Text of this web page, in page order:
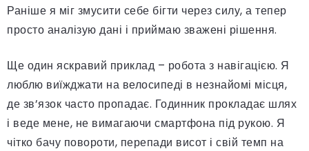
Раніше я міг змусити себе бігти через силу, а тепер
просто аналізую дані і приймаю зважені рішення.
Ще один яскравий приклад – робота з навігацією. Я
люблю виїжджати на велосипеді в незнайомі місця,
де зв’язок часто пропадає. Годинник прокладає шлях
і веде мене, не вимагаючи смартфона під рукою. Я
чітко бачу повороти, перепади висот і свій темп на